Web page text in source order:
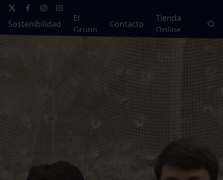
Sostenibilidad
El
Grupo
Contacto
Tienda
Online